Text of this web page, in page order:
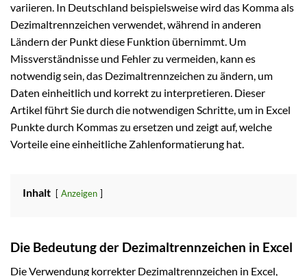
variieren. In Deutschland beispielsweise wird das Komma als
Dezimaltrennzeichen verwendet, während in anderen
Ländern der Punkt diese Funktion übernimmt. Um
Missverständnisse und Fehler zu vermeiden, kann es
notwendig sein, das Dezimaltrennzeichen zu ändern, um
Daten einheitlich und korrekt zu interpretieren. Dieser
Artikel führt Sie durch die notwendigen Schritte, um in Excel
Punkte durch Kommas zu ersetzen und zeigt auf, welche
Vorteile eine einheitliche Zahlenformatierung hat.
Inhalt Anzeigen
Die Bedeutung der Dezimaltrennzeichen in Excel
Die Verwendung korrekter Dezimaltrennzeichen in Excel,